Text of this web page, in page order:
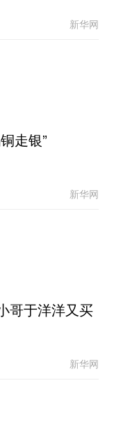
新华网
走银”
新华网
哥于洋洋又买
新华网